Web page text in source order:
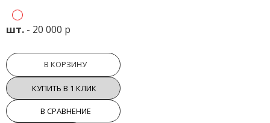
шт. - 20 000 р
В КОРЗИНУ
КУПИТЬ В 1 КЛИК
В СРАВНЕНИЕ